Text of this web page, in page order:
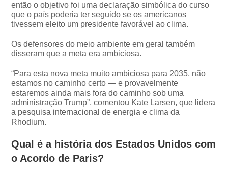
então o objetivo foi uma declaração simbólica do curso
que o país poderia ter seguido se os americanos
tivessem eleito um presidente favorável ao clima.
Os defensores do meio ambiente em geral também
disseram que a meta era ambiciosa.
“Para esta nova meta muito ambiciosa para 2035, não
estamos no caminho certo — e provavelmente
estaremos ainda mais fora do caminho sob uma
administração Trump”, comentou Kate Larsen, que lidera
a pesquisa internacional de energia e clima da
Rhodium.
Qual é a história dos Estados Unidos com
o Acordo de Paris?